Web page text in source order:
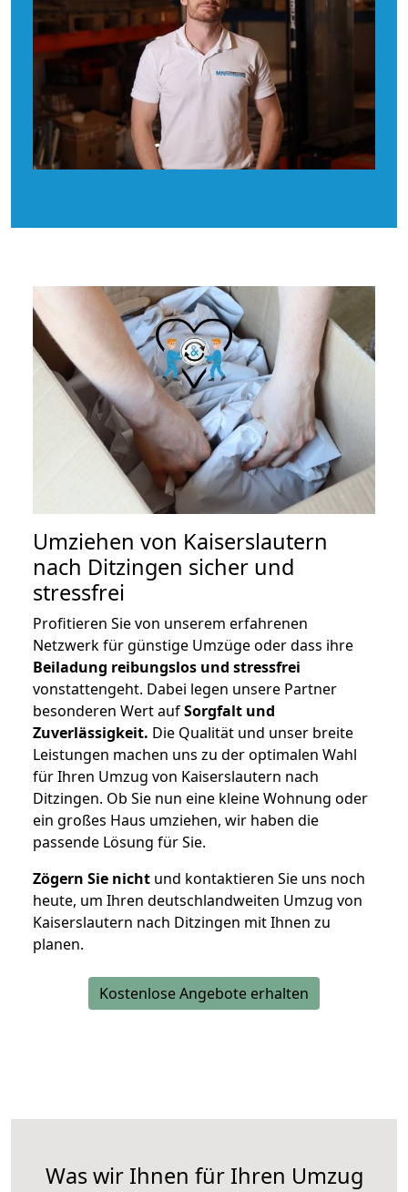
Umziehen von Kaiserslautern
nach Ditzingen sicher und
stressfrei
Profitieren Sie von unserem erfahrenen
Netzwerk für günstige Umzüge oder dass ihre
Beiladung reibungslos und stressfrei
vonstattengeht. Dabei legen unsere Partner
besonderen Wert aufSorgfalt und
Zuverlässigkeit. Die Qualität und unser breite
Leistungen machen uns zu der optimalen Wahl
für Ihren Umzug von Kaiserslautern nach
Ditzingen. Ob Sie nun eine kleine Wohnung oder
ein großes Haus umziehen, wir haben die
passende Lösung für Sie.
Zögern Sie nicht und kontaktieren Sie uns noch
heute, um Ihren deutschlandweiten Umzug von
Kaiserslautern nach Ditzingen mit Ihnen zu
planen.
Kostenlose Angebote erhalten
Was wir Ihnen für Ihren Umzug